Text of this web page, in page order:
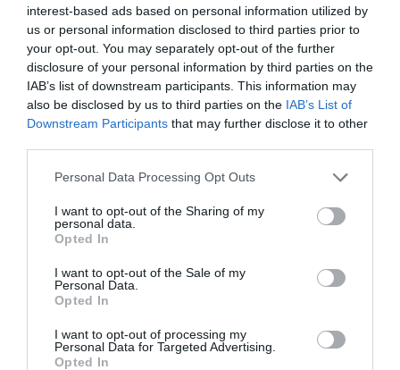
interest-based ads based on personal information utilized by
us or personal information disclosed to third parties prior to
your opt-out. You may separately opt-out of the further
disclosure of your personal information by third parties on the
IAB’s list of downstream participants. This information may
also be disclosed by us to third parties on the IAB’s List of
Downstream Participants that may further disclose it to other
Personal Data Processing Opt Outs
I want to opt-out of the Sharing of my
personal data.
Opted In
I want to opt-out of the Sale of my
Personal Data.
Opted In
I want to opt-out of processing my
Personal Data for Targeted Advertising.
Opted In
Índex2P
Peloton
Añadir2Playbookcomo fuente preferida de Google
de forma gratuita
Mantente informado con las últimas noticias de actualidad.
ACTIVAR AHORA
Imprimir
Publicidad